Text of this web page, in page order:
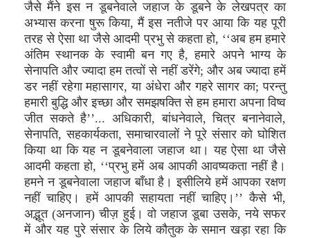
जैसे मैंने इस न डूबनेवाले जहाज के डूबने के लेखपत्र का
अभ्यास करना षुरू किया, मैं इस नतीजे पर आया कि यह पूरी
तरह से ऐसा था जैसे आदमी प्रभु से कहता हो, ‘‘अब हम हमारे
अंतिम स्थानक के स्वामी बन गए है, हमारे अपने भाग्य के
सेनापति और ज्यादा हम तत्वों से नहीं डरेंगे; और अब ज्यादा हमें
डर नहीं रहेगा महासागर, या अंधेरा और गहरे सागर का; परन्तु
हमारी बुद्धि और इच्छा और समझषक्ति से हम हमारा अपना विष्व
जीत सकते है’’... अधिकारी, बांधनेवाले, चित्र बनानेवाले,
सेनापति, सहकार्यकता, समाचारवालों ने पूरे संसार को घोशित
किया था कि यह न डूबनेवाला जहाज था। यह ऐसा था जैसे
आदमी कहता हो, ‘‘प्रभु हमें अब आपकी आवष्यकता नहीं है।
हमने न डूबनेवाला जहाज बाँधा है। इसीलिये हमें आपका रक्षण
नहीं चाहिए। हमें आपकी सहायता नहीं चाहिए।’’ कैसे भी,
अद्भूत (अनजान) चीज़ हुई। वो जहाज डूबा उसके, नये सफर
में और यह पुरे संसार के लिये कौतुक के समान खड़ा रहा कि